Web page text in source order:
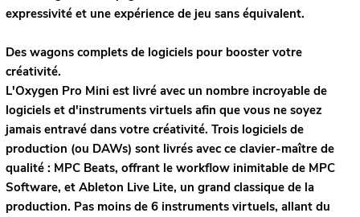
expressivité et une expérience de jeu sans équivalent.
Des wagons complets de logiciels pour booster votre
créativité.
L'Oxygen Pro Mini est livré avec un nombre incroyable de
logiciels et d'instruments virtuels afin que vous ne soyez
jamais entravé dans votre créativité. Trois logiciels de
production (ou DAWs) sont livrés avec ce clavier-maître de
qualité : MPC Beats, offrant le workflow inimitable de MPC
Software, et Ableton Live Lite, un grand classique de la
production. Pas moins de 6 instruments virtuels, allant du